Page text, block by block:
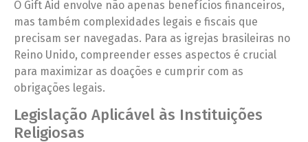
O Gift Aid envolve não apenas benefícios financeiros,
mas também complexidades legais e fiscais que
precisam ser navegadas. Para as igrejas brasileiras no
Reino Unido, compreender esses aspectos é crucial
para maximizar as doações e cumprir com as
obrigações legais.
Legislação Aplicável às Instituições
Religiosas